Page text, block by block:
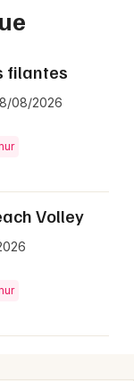
filantes
08/2026
Volley